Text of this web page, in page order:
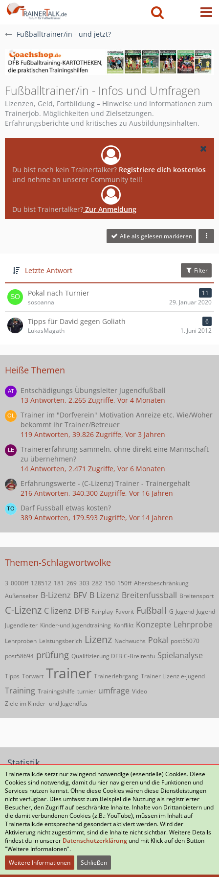
Fußballtrainer/in - und jetzt?
Fußballtrainer/in - Infos und Umfragen
Lizenzen, Geld, Fortbildung – Hinweise und Informationen zum
Trainerjob. Möglichkeiten und Zielsetzungen.
Erfahrungsberichte und kritisches zu Ausbildungsinhalten.
Du bist noch kein Trainertalker? Registriere dich kostenlos
und nehme an unserer Community teil!
Du bist Trainertalker? Zur Anmeldung
Alle als gelesen markieren
Letzte Antwort Filter
Pokal nach Turnier
11
sosoanna
29. Januar 2020
Tipps für David gegen Goliath
6
LukasMagath
1. Juni 2012
Heiße Themen
Entschädigungs Übungsleiter Jugendfußball
13 Antworten, 2.265 Zugriffe, Vor 4 Monaten
Trainer im "Dorfverein" Motivation Anreize etc. Wie/Woher
bekommt Ihr Trainer/Betreuer
119 Antworten, 39.826 Zugriffe, Vor 3 Jahren
Trainererfahrung sammeln, ohne direkt eine Mannschaft
zu übernehmen?
14 Antworten, 2.471 Zugriffe, Vor 6 Monaten
Erfahrungswerte - (C-Lizenz) Trainer - Trainergehalt
216 Antworten, 340.300 Zugriffe, Vor 16 Jahren
Darf Fussball etwas kosten?
389 Antworten, 179.593 Zugriffe, Vor 14 Jahren
Themen-Schlagwortwolke
3 0000ff 128512 181 269 303 282 150 150ff Altersbeschränkung
Außenseiter B-Lizenz BFV B Lizenz Breitenfussball Breitensport
C-Lizenz C lizenz DFB Fairplay Favorit Fußball G-Jugend Jugend
Jugendleiter Kinder-und Jugendtraining Konflikt Konzepte Lehrprobe
Lehrproben Leistungsberich Lizenz Nachwuchs Pokal post55070
post58694 prüfung Qualifizierung DFB C-Breitenfu Spielanalyse
Tipps Torwart Trainer Trainerlehrgang Trainer Lizenz e-jugend
Training Trainingshilfe turnier umfrage Video
Ziele im Kinder- und Jugendfus
Statistik
519 Themen 6.823 Beiträge (0,92 Beiträge pro Tag)
Datenschutzerklärung Kontakt Impressum
Nutzungsbedingungen Häufig gestellte Fragen
Community-Software:
Trainertalk.de setzt nur zwingend notwendige (essentielle) Cookies. Diese
Cookies sind notwendig, damit du hier navigieren und die Funktionen und
Services nutzen kannst. Ohne diese Cookies wären diese Dienstleistungen
nicht verfügbar. Dies umfasst zum Beispiel die Nutzung als registrierter
Besucher, den Zugriff auf beschränkte Inhalte. Inhalte von Drittanbietern und
die damit verbundenen Cookies (z.B.: YouTube), müssen im Inhalt auf
Trainertalk.de entsprechend gesondert aktiviert werden. Wird der
Aktivierung nicht zugestimmt, sind die Inhalte nicht sichtbar. Weitere Details
findest du in unserer Datenschutzerklärung und mit Klick auf den Button
"Weitere Informaionen".
Weitere Informationen
Schließen